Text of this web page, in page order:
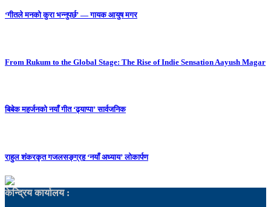
‘गीतले मनको कुरा भन्नुपर्छ’ — गायक आयुष मगर
From Rukum to the Global Stage: The Rise of Indie Sensation Aayush Magar
बिबेक महर्जनको नयाँ गीत ‘ढ्याप्पा’ सार्वजनिक
राहुल शंकरकृत गजलसङ्ग्रह ‘नयाँ अध्याय’ लोकार्पण
केन्द्रिय कार्यालय :